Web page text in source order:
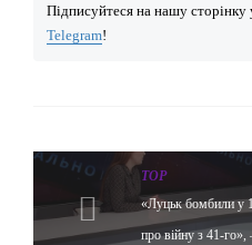
Підписуйтеся на нашу сторінку
Telegram!
TOP
«Луцьк бомбили у
про війну з 41-